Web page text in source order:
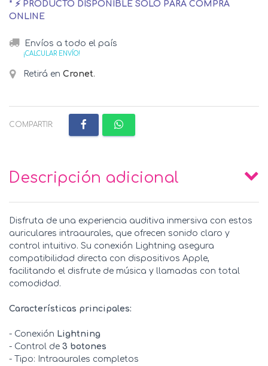
* ⚡ PRODUCTO DISPONIBLE SOLO PARA COMPRA
ONLINE
Envíos a todo el país
¡CALCULAR ENVÍO!
Retirá en Cronet.
COMPARTIR:
Descripción adicional
Disfruta de una experiencia auditiva inmersiva con estos
auriculares intraaurales, que ofrecen sonido claro y
control intuitivo. Su conexión Lightning asegura
compatibilidad directa con dispositivos Apple,
facilitando el disfrute de música y llamadas con total
comodidad.
Características principales:
- Conexión Lightning
- Control de 3 botones
- Tipo: Intraaurales completos